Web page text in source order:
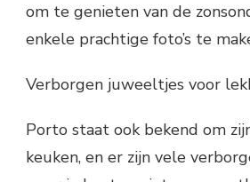
om te genieten van de
enkele prachtige foto’s te
Verborgen juweeltjes voor
Porto staat ook bekend om
keuken, en er zijn vele